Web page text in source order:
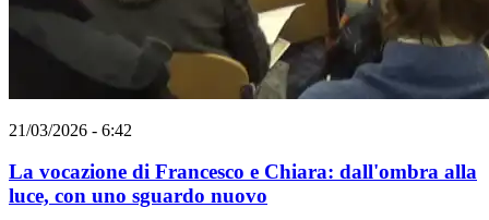
21/03/2026 - 6:42
La vocazione di Francesco e Chiara: dall'ombra alla
luce, con uno sguardo nuovo